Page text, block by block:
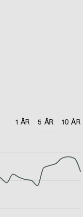
1 ÅR 5 ÅR 10 ÅR